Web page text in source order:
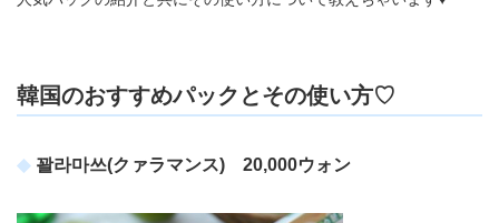
韓国のおすすめパックとその使い方♡
꽐라마쓰(クァラマンス) 20,000ウォン